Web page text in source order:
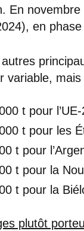
En novembre
en
variable,
t pour
t pour les
t pour
t pour la
t pour la
plutôt